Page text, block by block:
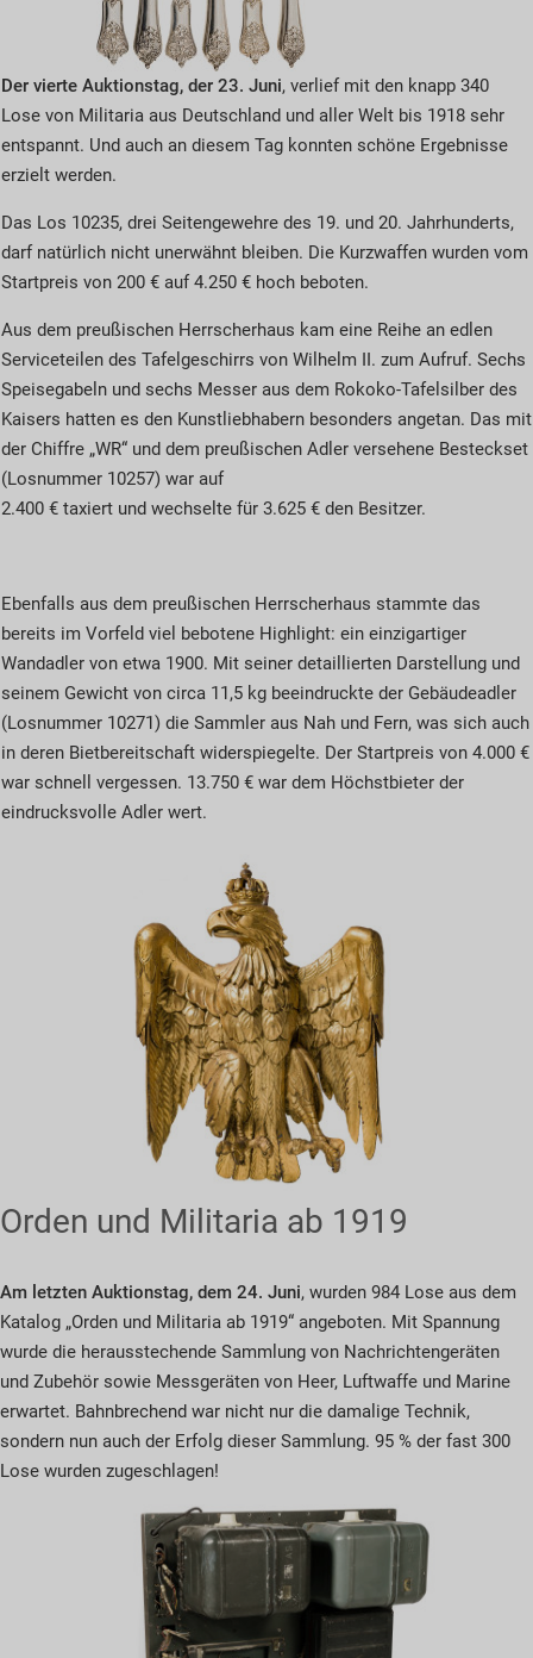
Der vierte Auktionstag, der 23. Juni, verlief mit den knapp 340
Lose von Militaria aus Deutschland und aller Welt bis 1918 sehr
entspannt. Und auch an diesem Tag konnten schöne Ergebnisse
erzielt werden.
Das Los 10235, drei Seitengewehre des 19. und 20. Jahrhunderts,
darf natürlich nicht unerwähnt bleiben. Die Kurzwaffen wurden vom
Startpreis von 200 € auf 4.250 € hoch beboten.
Aus dem preußischen Herrscherhaus kam eine Reihe an edlen
Serviceteilen des Tafelgeschirrs von Wilhelm II. zum Aufruf. Sechs
Speisegabeln und sechs Messer aus dem Rokoko-Tafelsilber des
Kaisers hatten es den Kunstliebhabern besonders angetan. Das mit
der Chiffre „WR“ und dem preußischen Adler versehene Besteckset
(Losnummer 10257) war auf
2.400 € taxiert und wechselte für 3.625 € den Besitzer.
Ebenfalls aus dem preußischen Herrscherhaus stammte das
bereits im Vorfeld viel bebotene Highlight: ein einzigartiger
Wandadler von etwa 1900. Mit seiner detaillierten Darstellung und
seinem Gewicht von circa 11,5 kg beeindruckte der Gebäudeadler
(Losnummer 10271) die Sammler aus Nah und Fern, was sich auch
in deren Bietbereitschaft widerspiegelte. Der Startpreis von 4.000 €
war schnell vergessen. 13.750 € war dem Höchstbieter der
eindrucksvolle Adler wert.
Orden und Militaria ab 1919
Am letzten Auktionstag, dem 24. Juni, wurden 984 Lose aus dem
Katalog „Orden und Militaria ab 1919“ angeboten. Mit Spannung
wurde die herausstechende Sammlung von Nachrichtengeräten
und Zubehör sowie Messgeräten von Heer, Luftwaffe und Marine
erwartet. Bahnbrechend war nicht nur die damalige Technik,
sondern nun auch der Erfolg dieser Sammlung. 95 % der fast 300
Lose wurden zugeschlagen!